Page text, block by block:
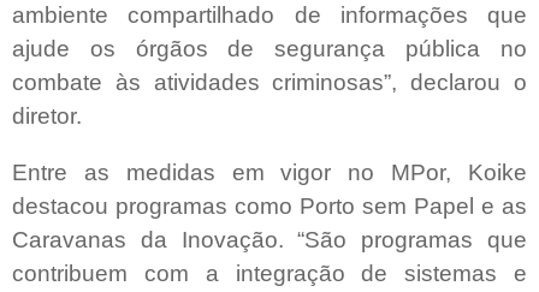
ambiente compartilhado de informações que
ajude os órgãos de segurança pública no
combate às atividades criminosas”, declarou o
diretor.
Entre as medidas em vigor no MPor, Koike
destacou programas como Porto sem Papel e as
Caravanas da Inovação. “São programas que
contribuem com a integração de sistemas e